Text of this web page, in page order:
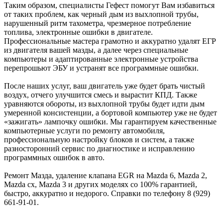
Таким образом, специалисты Гефест помогут Вам избавиться
от таких проблем, как черный дым из выхлопной трубы,
нарушенный ритм тахометра, чрезмерное потребление
топлива, электронные ошибки в двигателе.
Профессиональные мастера грамотно и аккуратно удалят ЕГР
из двигателя вашей мазды, а далее через специальные
компьютеры и адаптированные электронные устройства
перепрошьют ЭБУ и устранят все программные ошибки.
После наших услуг, ваш двигатель уже будет брать чистый
воздух, отчего улучшится смесь и вырастит КПД. Также
уравняются обороты, из выхлопной трубы будет идти дым
умеренной консистенции, а бортовой компьютер уже не будет
«зажигать» лампочку ошибки. Мы гарантируем качественные
компьютерные услуги по ремонту автомобиля,
профессиональную настройку блоков и систем, а также
разносторонний сервис по диагностике и исправлению
программных ошибок в авто.
Ремонт Мазда, удаление клапана EGR на Mazda 6, Mazda 2,
Mazda cx, Mazda 3 и других моделях со 100% гарантией,
быстро, аккуратно и недорого. Справки по телефону 8 (929)
661-91-01.